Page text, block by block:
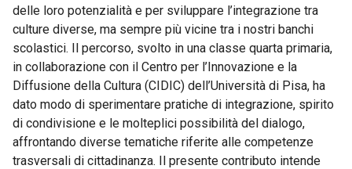
delle loro potenzialità e per sviluppare l’integrazione tra
culture diverse, ma sempre più vicine tra i nostri banchi
scolastici. Il percorso, svolto in una classe quarta primaria,
in collaborazione con il Centro per l’Innovazione e la
Diffusione della Cultura (CIDIC) dell’Università di Pisa, ha
dato modo di sperimentare pratiche di integrazione, spirito
di condivisione e le molteplici possibilità del dialogo,
affrontando diverse tematiche riferite alle competenze
trasversali di cittadinanza. Il presente contributo intende